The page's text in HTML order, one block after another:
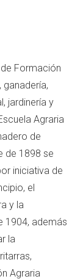
Formación
ganadería,
jardinería y
Agraria
de
de 1898 se
iniciativa de
el
y la
1904, además
la
Agraria